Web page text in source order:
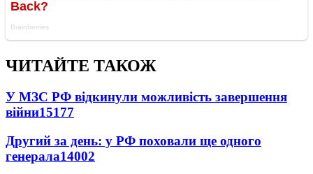
ЧИТАЙТЕ ТАКОЖ
У МЗС РФ відкинули можливість завершення
війни15177
Другий за день: у РФ поховали ще одного
генерала14002